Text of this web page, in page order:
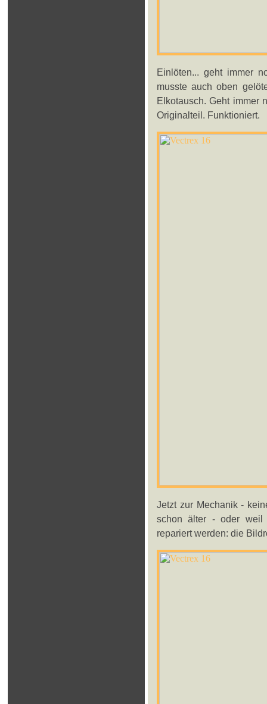
Einlöten... geht immer
musste auch oben
Elkotausch. Geht immer
Originalteil. Funktioniert.
Jetzt zur Mechanik -
schon älter - oder weil
repariert werden: die